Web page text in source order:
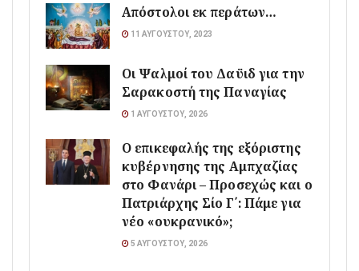
Απόστολοι εκ περάτων…
11 ΑΥΓΟΎΣΤΟΥ, 2023
Οι Ψαλμοί του Δαϋιδ για την
Σαρακοστή της Παναγίας
1 ΑΥΓΟΎΣΤΟΥ, 2026
Ο επικεφαλής της εξόριστης
κυβέρνησης της Αμπχαζίας
στο Φανάρι – Προσεχώς και ο
Πατριάρχης Σίο Γ΄: Πάμε για
νέο «ουκρανικό»;
5 ΑΥΓΟΎΣΤΟΥ, 2026